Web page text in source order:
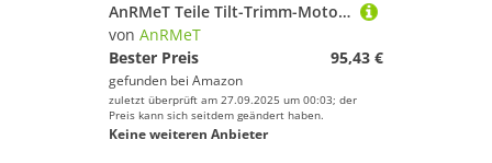
AnRMeT Teile Tilt-Trimm-Motor 36120-ZY3-013 12V Fit for HD-Bootsmotor 75HP-225HP 36120-ZY3-013 36120-ZY3-023 36120-ZY9-013 Zubehörteile
von AnRMeT
Bester Preis
95,43 €
gefunden bei Amazon
zuletzt überprüft am 27.09.2025 um 00:03; der
Preis kann sich seitdem geändert haben.
Keine weiteren Anbieter